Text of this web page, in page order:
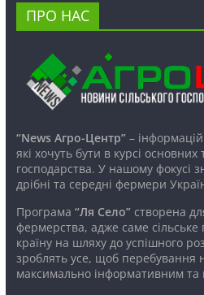
ПРО НАС
“News Агро-Центр”–
які хочуть бути в курсі основних
господарства. У нашому фокусі
дрібні та середні фермери
Програма “Ля Село”створена
фермерства, адже саме сільське
країну на шляху до успішного
зроблять усе, щоб перебування
максимально інформативним та